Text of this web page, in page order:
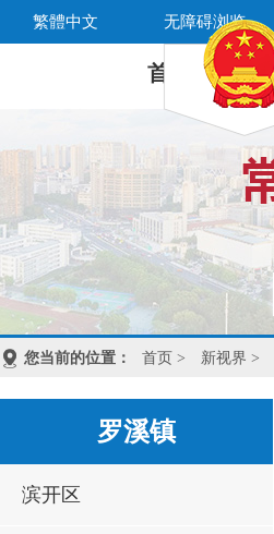
繁體中文 无障碍浏览
首 页
您当前的位置： 首页 > 新视界 >
罗溪镇
滨开区